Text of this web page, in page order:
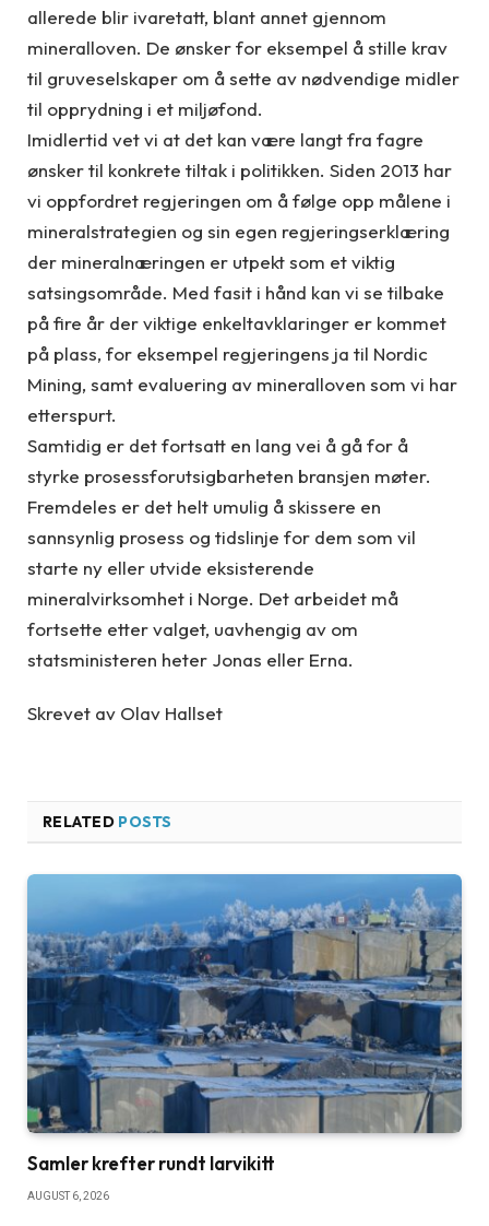
allerede blir ivaretatt, blant annet gjennom
mineralloven. De ønsker for eksempel å stille krav
til gruveselskaper om å sette av nødvendige midler
til opprydning i et miljøfond.
Imidlertid vet vi at det kan være langt fra fagre
ønsker til konkrete tiltak i politikken. Siden 2013 har
vi oppfordret regjeringen om å følge opp målene i
mineralstrategien og sin egen regjeringserklæring
der mineralnæringen er utpekt som et viktig
satsingsområde. Med fasit i hånd kan vi se tilbake
på fire år der viktige enkeltavklaringer er kommet
på plass, for eksempel regjeringens ja til Nordic
Mining, samt evaluering av mineralloven som vi har
etterspurt.
Samtidig er det fortsatt en lang vei å gå for å
styrke prosessforutsigbarheten bransjen møter.
Fremdeles er det helt umulig å skissere en
sannsynlig prosess og tidslinje for dem som vil
starte ny eller utvide eksisterende
mineralvirksomhet i Norge. Det arbeidet må
fortsette etter valget, uavhengig av om
statsministeren heter Jonas eller Erna.
Skrevet av Olav Hallset
RELATED POSTS
Samler krefter rundt larvikitt
AUGUST 6, 2026